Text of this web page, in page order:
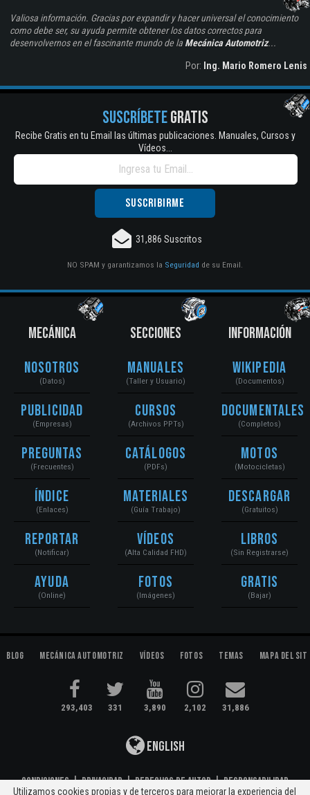
Valiosa información. Gracias por expandir y hacer universal el conocimiento
como debe ser, su ayuda permite obtener los datos correctos para
desenvolvernos en el fascinante mundo de la Mecánica Automotriz...
Por: Ing. Mario Romero Lenis
SUSCRÍBETEGRATIS
Recibe Gratis en tu Email las últimas publicaciones. Manuales, Cursos y
Vídeos...
31,886 Suscritos
NO SPAM y garantizamos la Seguridad de su Email.
MECÁNICA
Nosotros
(Datos)
Publicidad
(Empresas)
Preguntas
(Frecuentes)
Índice
(Enlaces)
Reportar
(Notificar)
Ayuda
(Online)
SECCIONES
Manuales
(Taller y Usuario)
Cursos
(Archivos PPTs)
Catálogos
(PDFs)
Materiales
(Guía Trabajo)
Vídeos
(Alta Calidad FHD)
Fotos
(Imágenes)
INFORMACIÓN
Wikipedia
(Documentos)
Documentales
(Completos)
Motos
(Motocicletas)
Descargar
(Gratuitos)
Libros
(Sin Registrarse)
Gratis
(Bajar)
Blog Mecánica Automotriz Vídeos Fotos Temas Mapa del
293,403 331 3,890 2,102 31,886
English
Condiciones|Privacidad|Derechos de Autor|Responsabilidad
Utilizamos cookies propias y de terceros para mejorar la experiencia del